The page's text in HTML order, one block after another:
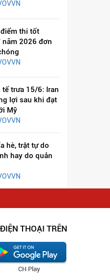
thi tốt
năm 2026 đơn
trưa 15/6: Iran
lợi sau khi đạt
Mỹ
hè, trật tự do
hay do quản
THOẠI TRÊN
CH Play